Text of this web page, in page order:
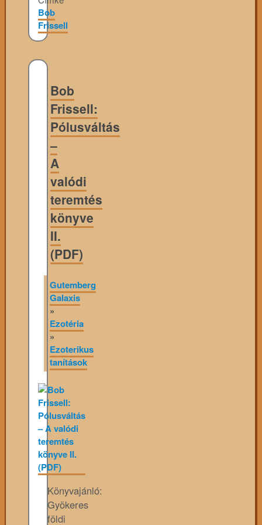
Bob
Frissell
Bob
Frissell:
Pólusváltás
–
A
valódi
teremtés
könyve
II.
(PDF)
Gutemberg
Galaxis
»
Ezotéria
»
Ezoterikus
tanítások
Könyvajánló:
Gyökeres
földi